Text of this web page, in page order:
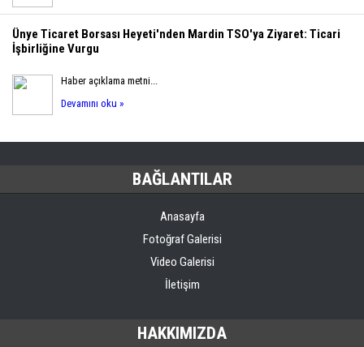
Ünye Ticaret Borsası Heyeti'nden Mardin TSO'ya Ziyaret: Ticari
İşbirliğine Vurgu
Haber açıklama metni...
Devamını oku »
BAĞLANTILAR
Anasayfa
Fotoğraf Galerisi
Video Galerisi
İletişim
HAKKIMIZDA